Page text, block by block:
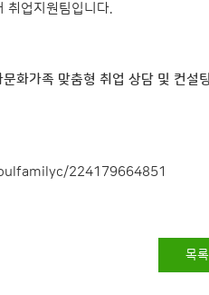
취업지원팀입니다.
문화가족 맞춤형 취업 상담 및 컨설
224179664851
목록